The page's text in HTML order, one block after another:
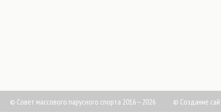
© Совет массового парусного спорта 2016—2026 © Создание